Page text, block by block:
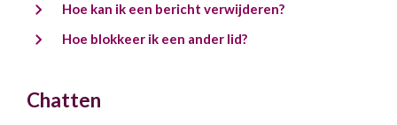
Hoe kan ik een bericht verwijderen?
Hoe blokkeer ik een ander lid?
Chatten